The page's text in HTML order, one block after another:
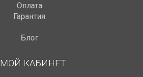
Оплата
Гарантия
Блог
МОЙ КАБИНЕТ